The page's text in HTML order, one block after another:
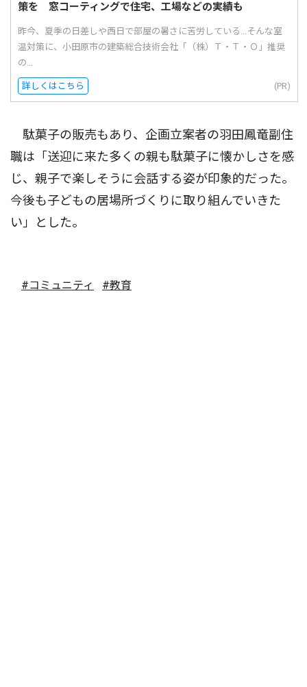
策を 窓コーティングで住宅、工場などの実績も
昨今、夏季の日差しや西日で部屋の暑さに苦労している...そんな室
温対策に、小田原市の建築総合技術会社「（株）Ｔ・Ｔ・Ｏ」推奨
の...
詳しくはこちら (PR)
駄菓子の販売もあり、企画立案者の羽田鳳竜副住
職は「送迎に来た多くの親も駄菓子に懐かしさを感
じ、親子で楽しそうに会話する姿が印象的だった。
今後も子どもの居場所づくりに取り組んでいきた
い」とした。
#コミュニティ #教育